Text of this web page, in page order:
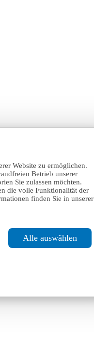
Website zu ermöglichen.
Betrieb unserer
Sie zulassen möchten.
die volle Funktionalität der
finden Sie in unserer
Alle auswählen